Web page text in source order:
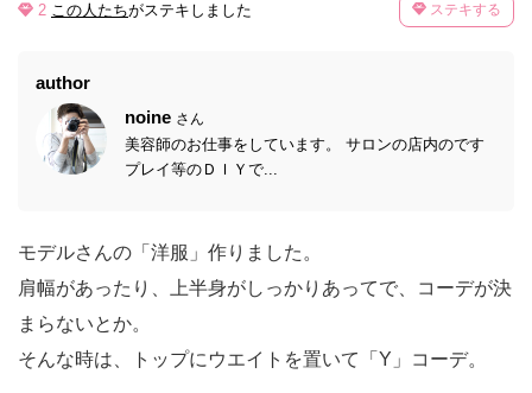
2 この人たちがステキしました ステキする
author
noine さん
美容師のお仕事をしています。 サロンの店内のです
プレイ等のＤＩＹで...
モデルさんの「洋服」作りました。
肩幅があったり、上半身がしっかりあってで、コーデが決
まらないとか。
そんな時は、トップにウエイトを置いて「Y」コーデ。